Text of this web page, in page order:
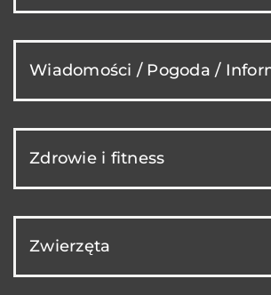
Wiadomości / Pogoda /
Zdrowie i fitness
Zwierzęta